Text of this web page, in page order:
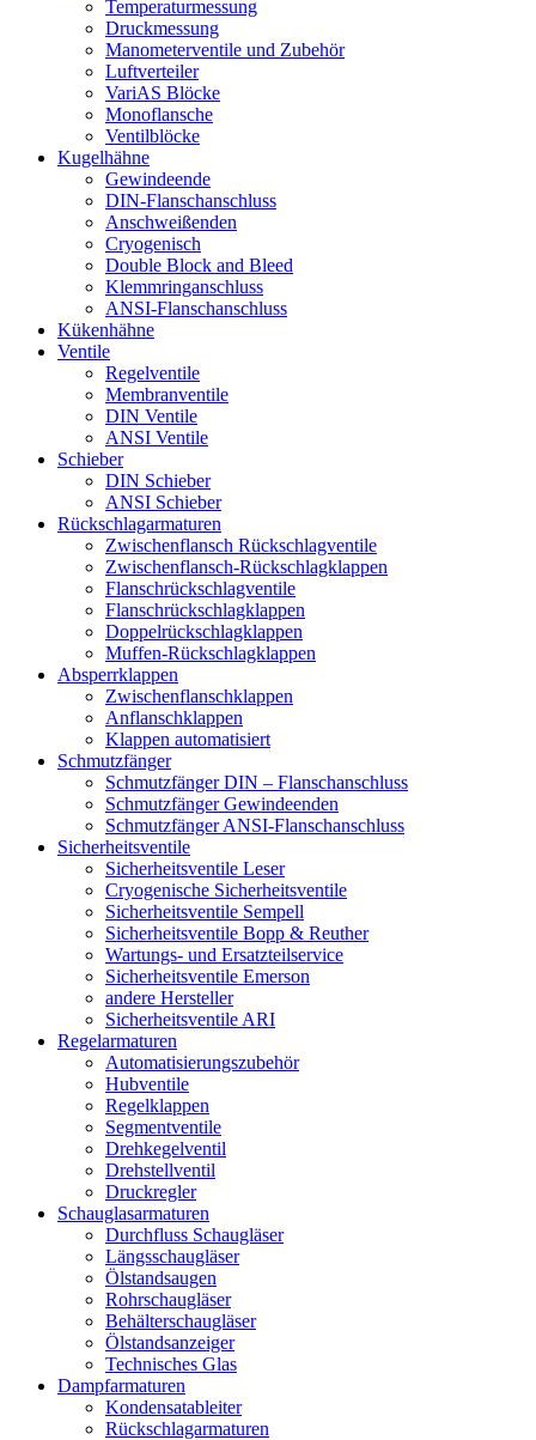
Temperaturmessung
Druckmessung
Manometerventile und Zubehör
Luftverteiler
VariAS Blöcke
Monoflansche
Ventilblöcke
Kugelhähne
Gewindeende
DIN-Flanschanschluss
Anschweißenden
Cryogenisch
Double Block and Bleed
Klemmringanschluss
ANSI-Flanschanschluss
Kükenhähne
Ventile
Regelventile
Membranventile
DIN Ventile
ANSI Ventile
Schieber
DIN Schieber
ANSI Schieber
Rückschlag­armaturen
Zwischenflansch Rückschlagventile
Zwischenflansch-Rückschlagklappen
Flanschrückschlagventile
Flanschrückschlagklappen
Doppelrückschlagklappen
Muffen-Rückschlagklappen
Absperrklappen
Zwischenflanschklappen
Anflanschklappen
Klappen automatisiert
Schmutzfänger
Schmutzfänger DIN – Flanschanschluss
Schmutzfänger Gewindeenden
Schmutzfänger ANSI-Flanschanschluss
Sicherheitsventile
Sicherheitsventile Leser
Cryogenische Sicherheitsventile
Sicherheitsventile Sempell
Sicherheitsventile Bopp & Reuther
Wartungs- und Ersatzteilservice
Sicherheitsventile Emerson
andere Hersteller
Sicherheitsventile ARI
Regelarmaturen
Automatisierungszubehör
Hubventile
Regelklappen
Segmentventile
Drehkegelventil
Drehstellventil
Druckregler
Schauglas­armaturen
Durchfluss Schaugläser
Längsschaugläser
Ölstandsaugen
Rohrschaugläser
Behälterschaugläser
Ölstandsanzeiger
Technisches Glas
Dampfarmaturen
Kondensatableiter
Rückschlagarmaturen